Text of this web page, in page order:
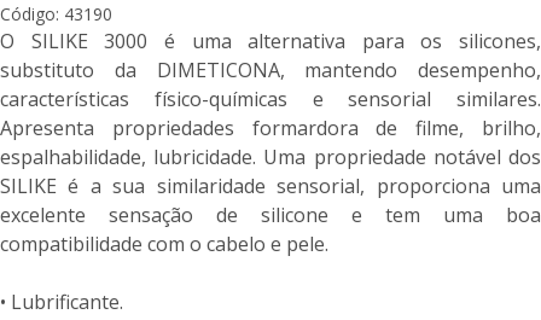
Código: 43190
O SILIKE 3000 é uma alternativa para os silicones,
substituto da DIMETICONA, mantendo desempenho,
características físico-químicas e sensorial similares.
Apresenta propriedades formardora de filme, brilho,
espalhabilidade, lubricidade. Uma propriedade notável dos
SILIKE é a sua similaridade sensorial, proporciona uma
excelente sensação de silicone e tem uma boa
compatibilidade com o cabelo e pele.
• Lubrificante.